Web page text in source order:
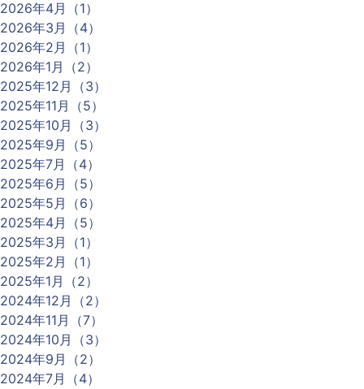
2026年4月（1）
2026年3月（4）
2026年2月（1）
2026年1月（2）
2025年12月（3）
2025年11月（5）
2025年10月（3）
2025年9月（5）
2025年7月（4）
2025年6月（5）
2025年5月（6）
2025年4月（5）
2025年3月（1）
2025年2月（1）
2025年1月（2）
2024年12月（2）
2024年11月（7）
2024年10月（3）
2024年9月（2）
2024年7月（4）